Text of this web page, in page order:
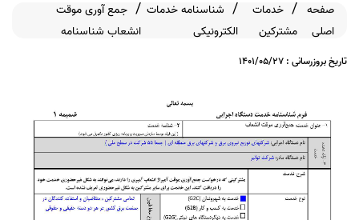
صفحه
اصلی
خدمات
مشترکین
شناسنامه خدمات
الکترونیکی
جمع آوری موقت
انشعاب شناسنامه
تاریخ بروزرسانی : 1401/05/27